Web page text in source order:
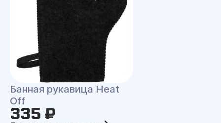
Банная рукавица Heat
Off
335 ₽